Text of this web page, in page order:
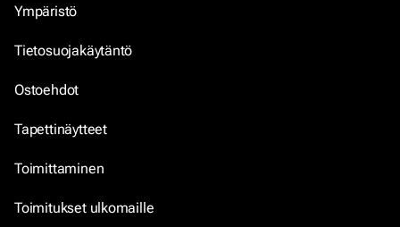
Ympäristö
Tietosuojakäytäntö
Ostoehdot
Tapettinäytteet
Toimittaminen
Toimitukset ulkomaille